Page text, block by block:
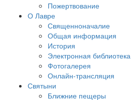
Пожертвование
О Лавре
Священноначалие
Общая информация
История
Электронная библиотека
Фотогалерея
Онлайн-трансляция
Святыни
Ближние пещеры